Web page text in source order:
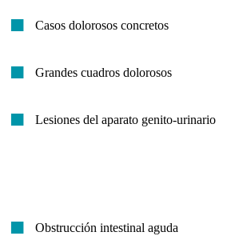
Casos dolorosos concretos
Grandes cuadros dolorosos
Lesiones del aparato genito-urinario
Obstrucción intestinal aguda